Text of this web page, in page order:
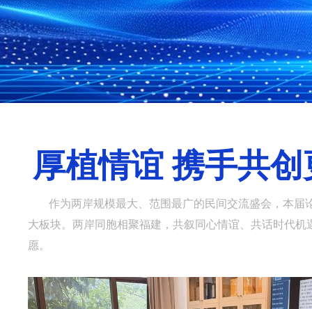
厚植情谊 携手共
作为两岸规模最大、范围最广的民间交流盛会，本届
大板块。两岸同胞相聚福建，共叙同心情谊、共话时代
愿。